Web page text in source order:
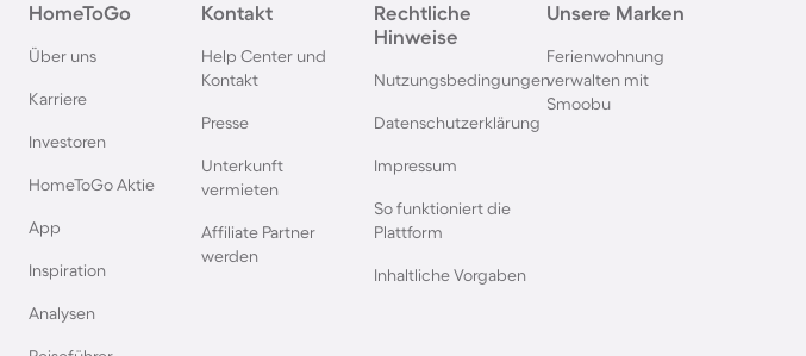
mit Hund in Büsum
mit Hund in Norddeich
mit Hund im Harz
Ferienhäuser & Ferienwohnung
mit Hund in Warnemünde
Ferienhäuser & Ferienwohnung
mit Hund in Berlin
Ferienhäuser & Ferienwohnung
Ferienhäuser & Ferienwohnung
mit Hund auf Texel
Ferienhäuser & Ferienwohnung
mit Hund im Schwarzwald
Ferienhäuser & Ferienwohnung
HomeToGo
Über uns
Karriere
Investoren
HomeToGo Aktie
App
Inspiration
Analysen
Kontakt
Help Center und
Kontakt
Presse
Unterkunft
vermieten
Affiliate Partner
werden
Rechtliche
Hinweise
Nutzungsbedingungen
Datenschutzerklärung
Impressum
So funktioniert die
Plattform
Inhaltliche Vorgaben
Unsere Marken
Ferienwohnung
verwalten mit
Smoobu